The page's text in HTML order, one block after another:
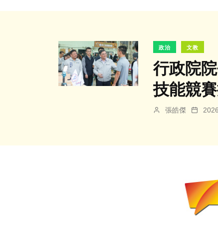
政治 文教
行政院
技能競
張皓傑